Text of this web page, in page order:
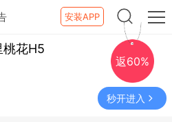
安装APP
桃花H5
返60%
秒开进入